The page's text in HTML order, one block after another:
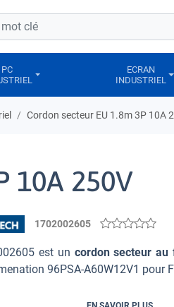
PC
ECRAN
INDUSTRIEL
Cordon secteur EU 1.8m 3P 10A
10A 250V
1702002605
est un cordon secteur au
96PSA-A60W12V1 pour